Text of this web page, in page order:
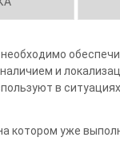
и
в
котором уже